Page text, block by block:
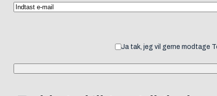
Ja tak, jeg vil gerne modtage